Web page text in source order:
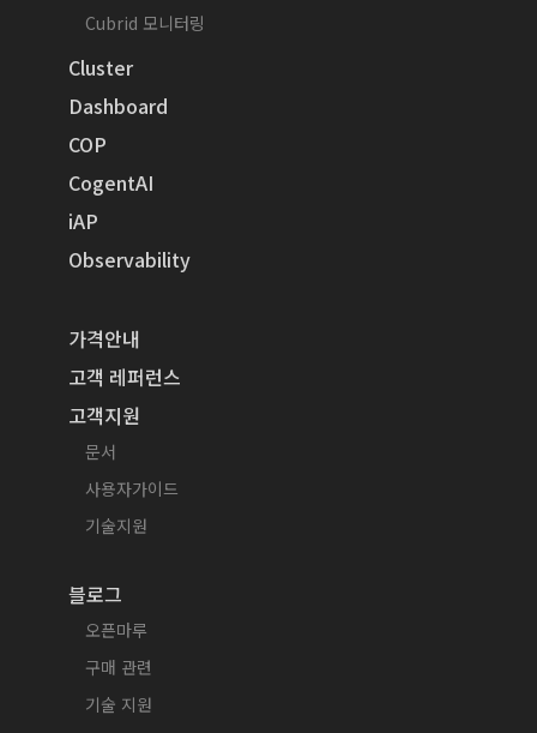
Cubrid 모니터링
Cluster
Dashboard
COP
CogentAI
iAP
Observability
가격안내
고객 레퍼런스
고객지원
문서
사용자가이드
기술지원
블로그
오픈마루
구매 관련
기술 지원